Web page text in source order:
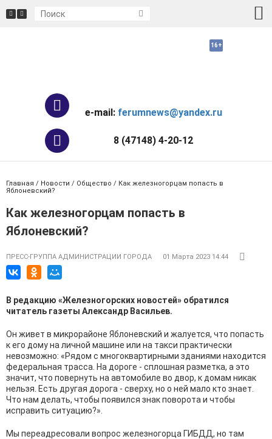
e-mail: ferumnews@yandex.ru
8 (47148) 4-20-12
Главная / Новости / Общество / Как железногорцам попасть в
Яблоневский?
Как железногорцам попасть в
Яблоневский?
ПРЕСС-ГРУППА АДМИНИСТРАЦИИ ГОРОДА 01 Марта 2023 14:44
В редакцию «Железногорских новостей» обратился
читатель газеты Александр Васильев.
Он живет в микрорайоне Яблоневский и жалуется, что попасть
к его дому на личной машине или на такси практически
невозможно: «Рядом с многоквартирными зданиями находится
федеральная трасса. На дороге - сплошная разметка, а это
значит, что повернуть на автомобиле во двор, к домам никак
нельзя. Есть другая дорога - сверху, но о ней мало кто знает.
Что нам делать, чтобы появился знак поворота и чтобы
исправить ситуацию?».
Мы переадресовали вопрос железногорца ГИБДД, но там